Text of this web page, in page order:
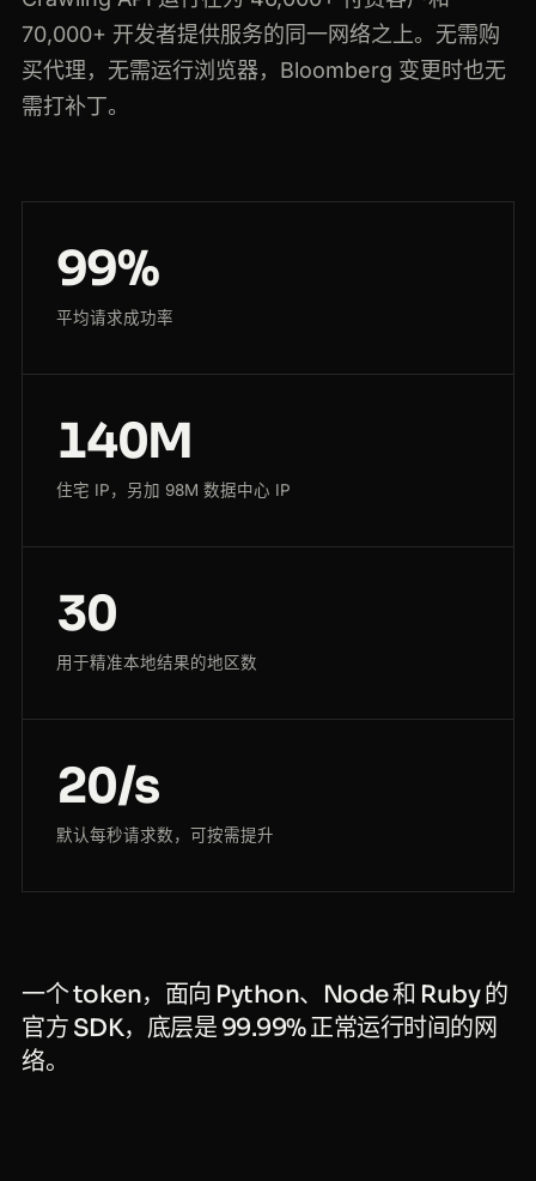
70,000+ 开发者提供服务的同一网络之上。无需购
买代理，无需运行浏览器，Bloomberg 变更时也无
需打补丁。
99%
平均请求成功率
140M
住宅 IP，另加 98M 数据中心 IP
30
用于精准本地结果的地区数
20/s
默认每秒请求数，可按需提升
一个 token，面向 Python、Node 和 Ruby 的
官方 SDK，底层是 99.99% 正常运行时间的网
络。